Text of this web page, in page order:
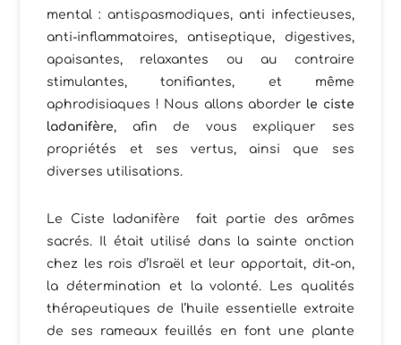
mental : antispasmodiques, anti infectieuses,
anti-inflammatoires, antiseptique, digestives,
apaisantes, relaxantes ou au contraire
stimulantes, tonifiantes, et même
aphrodisiaques ! Nous allons aborder le ciste
ladanifère, afin de vous expliquer ses
propriétés et ses vertus, ainsi que ses
diverses utilisations.
Le Ciste ladanifère fait partie des arômes
sacrés. Il était utilisé dans la sainte onction
chez les rois d’Israël et leur apportait, dit-on,
la détermination et la volonté. Les qualités
thérapeutiques de l’huile essentielle extraite
de ses rameaux feuillés en font une plante